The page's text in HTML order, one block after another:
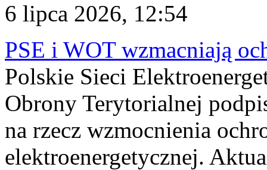
6 lipca 2026, 12:54
PSE i WOT wzmacniają
Polskie Sieci
Obrony Terytorialnej
na rzecz wzmocnienia
elektroenergetycznej.